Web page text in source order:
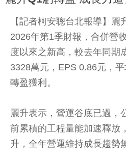
【記者柯安聰台北報導】
2026年第1季財報，合併營
度以來之新高，較去年同期
3328萬元，EPS 0.86元，
轉盈獲利。
麗升表示，營運谷底已過，
前累積的工程量能加速釋放
升，全年營運維持成長趨勢